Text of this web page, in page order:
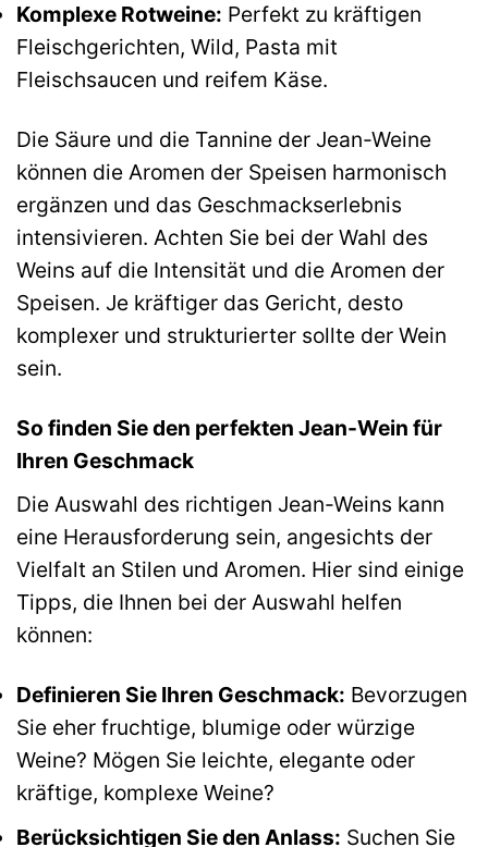
Komplexe Rotweine: Perfekt zu kräftigen
Fleischgerichten, Wild, Pasta mit
Fleischsaucen und reifem Käse.
Die Säure und die Tannine der Jean-Weine
können die Aromen der Speisen harmonisch
ergänzen und das Geschmackserlebnis
intensivieren. Achten Sie bei der Wahl des
Weins auf die Intensität und die Aromen der
Speisen. Je kräftiger das Gericht, desto
komplexer und strukturierter sollte der Wein
sein.
So finden Sie den perfekten Jean-Wein für
Ihren Geschmack
Die Auswahl des richtigen Jean-Weins kann
eine Herausforderung sein, angesichts der
Vielfalt an Stilen und Aromen. Hier sind einige
Tipps, die Ihnen bei der Auswahl helfen
können:
Definieren Sie Ihren Geschmack: Bevorzugen
Sie eher fruchtige, blumige oder würzige
Weine? Mögen Sie leichte, elegante oder
kräftige, komplexe Weine?
Berücksichtigen Sie den Anlass: Suchen Sie